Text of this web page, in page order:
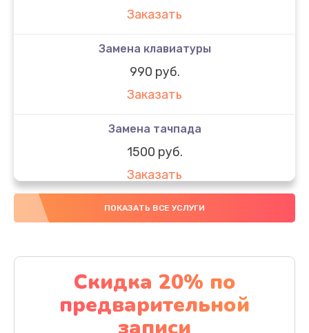
Заказать
Замена клавиатуры
990 руб.
Заказать
Замена тачпада
1500 руб.
Заказать
Замена южного моста
Заказать
Чистка от пыли
1060 руб.
ПОКАЗАТЬ ВСЕ УСЛУГИ
Скидка 20% по
предварительной